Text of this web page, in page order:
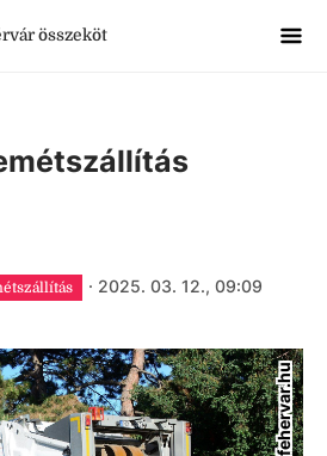
összeköt
· 2025. 03. 12., 09:09